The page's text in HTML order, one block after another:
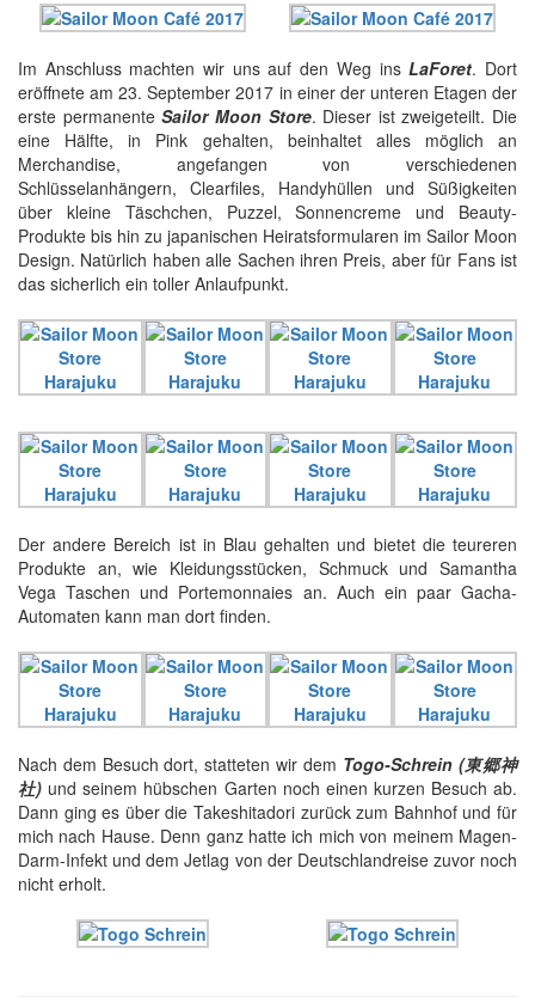
Im Anschluss machten wir uns auf den Weg insLaForet. Dort
eröffnete am 23. September 2017 in einer der unteren Etagen der
erste permanenteSailor Moon Store. Dieser ist zweigeteilt. Die
eine Hälfte, in Pink gehalten, beinhaltet alles möglich an
Merchandise, angefangen von verschiedenen
Schlüsselanhängern, Clearfiles, Handyhüllen und Süßigkeiten
über kleine Täschchen, Puzzel, Sonnencreme und Beauty-
Produkte bis hin zu japanischen Heiratsformularen im Sailor Moon
Design. Natürlich haben alle Sachen ihren Preis, aber für Fans ist
das sicherlich ein toller Anlaufpunkt.
Der andere Bereich ist in Blau gehalten und bietet die teureren
Produkte an, wie Kleidungsstücken, Schmuck und Samantha
Vega Taschen und Portemonnaies an. Auch ein paar Gacha-
Automaten kann man dort finden.
Nach dem Besuch dort, statteten wir dem Togo-Schrein (東郷神
社) und seinem hübschen Garten noch einen kurzen Besuch ab.
Dann ging es über die Takeshitadori zurück zum Bahnhof und für
mich nach Hause. Denn ganz hatte ich mich von meinem Magen-
Darm-Infekt und dem Jetlag von der Deutschlandreise zuvor noch
nicht erholt.